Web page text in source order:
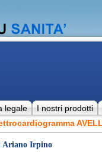
legale
I nostri prodotti
Ariano Irpino